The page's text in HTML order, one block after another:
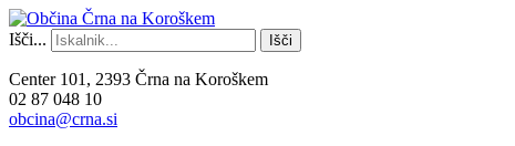
Išči... Išči
Center 101, 2393 Črna na Koroškem
02 87 048 10
obcina@crna.si